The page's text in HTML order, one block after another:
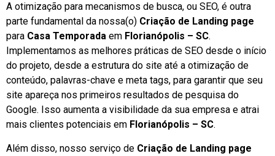
A otimização para mecanismos de busca, ou SEO, é outra
parte fundamental da nossa(o) Criação de Landing page
para Casa Temporada em Florianópolis – SC.
Implementamos as melhores práticas de SEO desde o início
do projeto, desde a estrutura do site até a otimização de
conteúdo, palavras-chave e meta tags, para garantir que seu
site apareça nos primeiros resultados de pesquisa do
Google. Isso aumenta a visibilidade da sua empresa e atrai
mais clientes potenciais em Florianópolis – SC.
Além disso, nosso serviço de Criação de Landing page